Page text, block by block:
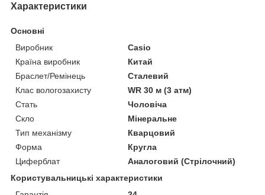
Характеристики
Основні
Виробник
Casio
Країна виробник
Китай
Браслет/Ремінець
Сталевий
Клас вологозахисту
WR 30 м (3 атм)
Стать
Чоловіча
Скло
Мінеральне
Тип механізму
Кварцовий
Форма
Кругла
Циферблат
Аналоговий (Стрілочний)
Користувальницькі характеристики